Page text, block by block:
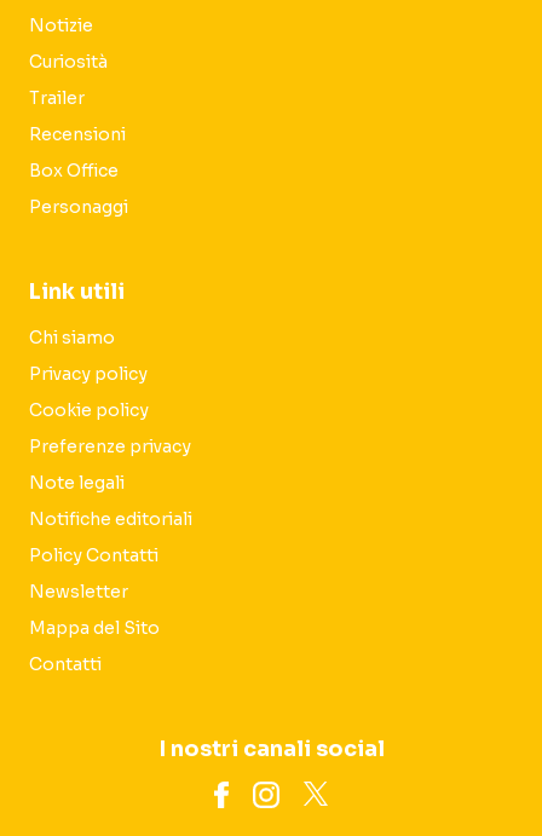
Notizie
Curiosità
Trailer
Recensioni
Box Office
Personaggi
Link utili
Chi siamo
Privacy policy
Cookie policy
Preferenze privacy
Note legali
Notifiche editoriali
Policy Contatti
Newsletter
Mappa del Sito
Contatti
I nostri canali social